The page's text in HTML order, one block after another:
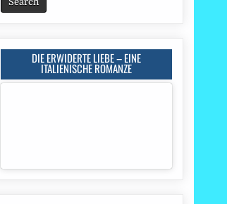
DIE ERWIDERTE LIEBE – EINE
ITALIENISCHE ROMANZE